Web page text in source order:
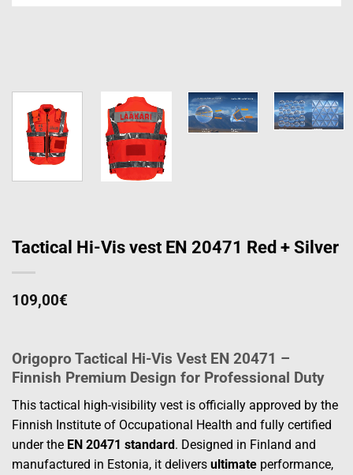
Tactical Hi-Vis vest EN 20471 Red + Silver
109,00€
Origopro Tactical Hi-Vis Vest EN 20471 –
Finnish Premium Design for Professional Duty
This tactical high-visibility vest is officially approved by the
Finnish Institute of Occupational Health and fully certified
under the EN 20471 standard. Designed in Finland and
manufactured in Estonia, it delivers ultimate performance,